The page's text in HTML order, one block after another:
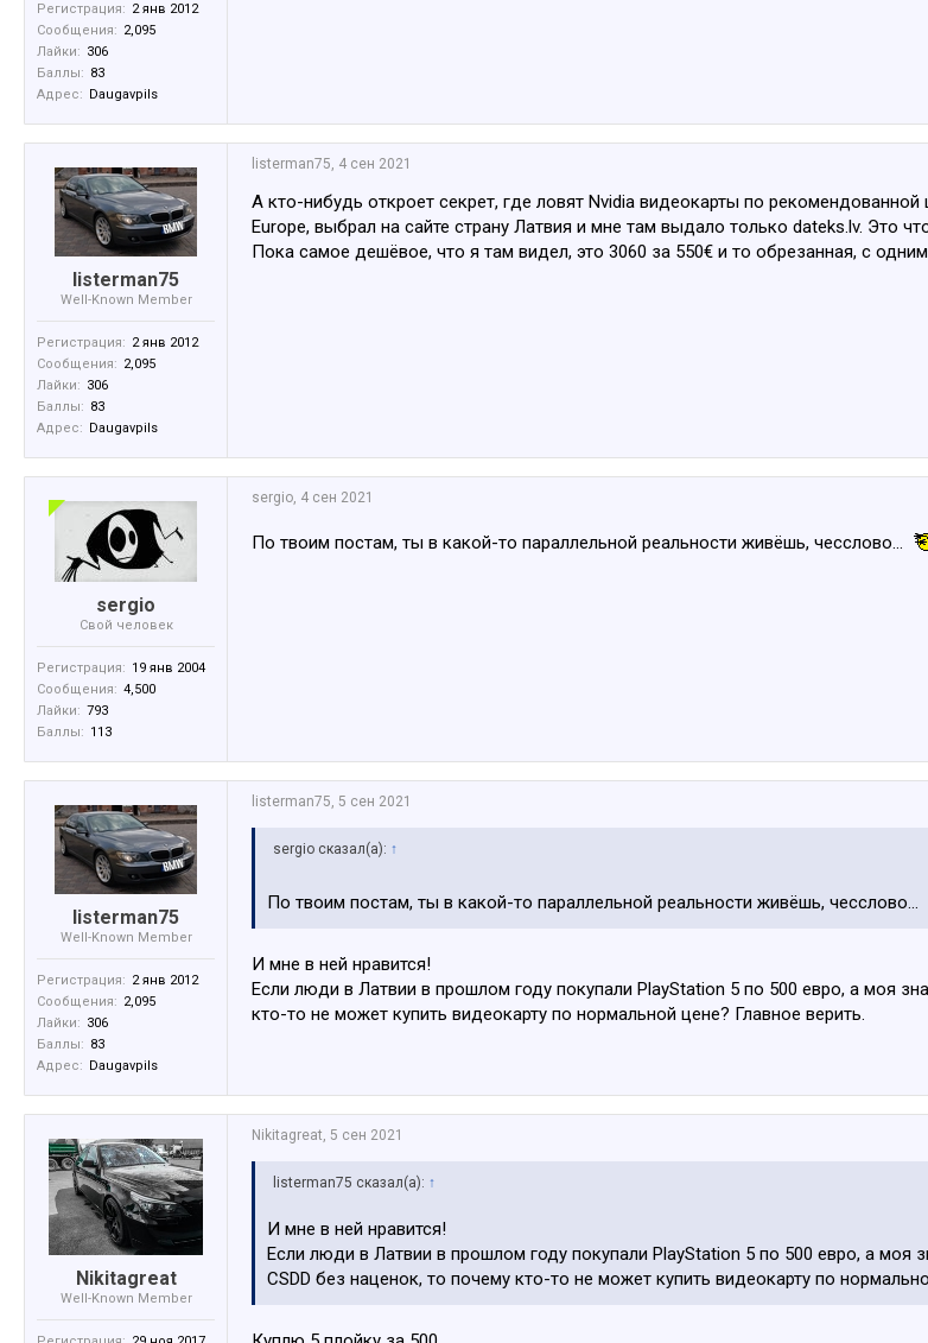
Регистрация: 2 янв 2012
Сообщения: 2,095
Лайки: 306
Баллы: 83
Адрес: Daugavpils
listerman75
Well-Known Member
Регистрация: 2 янв 2012
Сообщения: 2,095
Лайки: 306
Баллы: 83
Адрес: Daugavpils
listerman75, 4 сен 2021
А кто-нибудь откроет секрет, где ловят Nvidia видеокарты по
Europe, выбрал на сайте страну Латвия и мне там выдало только dateks.lv. Это
Пока самое дешёвое, что я там видел, это 3060 за 550€ и то обрезанная, с
sergio
Свой человек
Регистрация: 19 янв 2004
Сообщения: 4,500
Лайки: 793
Баллы: 113
sergio, 4 сен 2021
По твоим постам, ты в какой-то параллельной реальности живёшь, чесслово...
listerman75
Well-Known Member
Регистрация: 2 янв 2012
Сообщения: 2,095
Лайки: 306
Баллы: 83
Адрес: Daugavpils
listerman75, 5 сен 2021
sergio сказал(а): ↑
По твоим постам, ты в какой-то параллельной реальности живёшь, чесслово...
И мне в ней нравится!
Если люди в Латвии в прошлом году покупали PlayStation 5 по 500 евро, а моя
кто-то не может купить видеокарту по нормальной цене? Главное верить.
Nikitagreat
Well-Known Member
Nikitagreat, 5 сен 2021
listerman75 сказал(а): ↑
И мне в ней нравится!
Если люди в Латвии в прошлом году покупали PlayStation 5 по 500 евро, а моя
CSDD без наценок, то почему кто-то не может купить видеокарту по